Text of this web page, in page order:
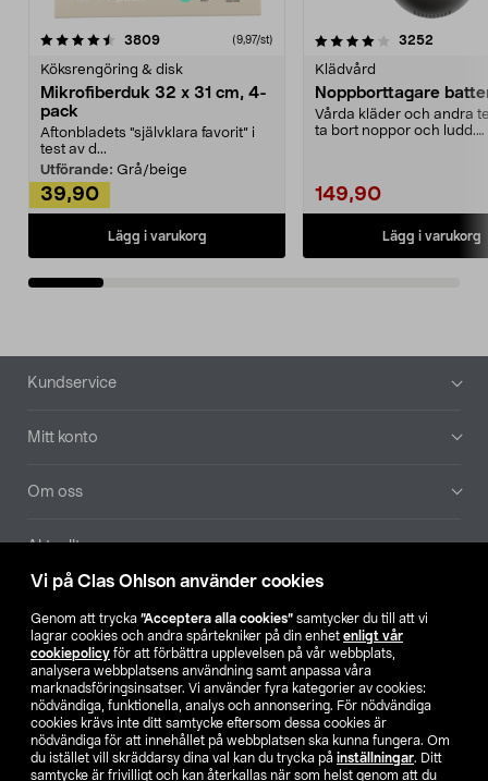
Vi på Clas Ohlson använder cookies
Genom att trycka ”Acceptera alla cookies” samtycker du till att vi
lagrar cookies och andra spårtekniker på din enhet enligt vår
cookiepolicy för att förbättra upplevelsen på vår webbplats,
analysera webbplatsens användning samt anpassa våra
marknadsföringsinsatser. Vi använder fyra kategorier av cookies:
nödvändiga, funktionella, analys och annonsering. För nödvändiga
cookies krävs inte ditt samtycke eftersom dessa cookies är
nödvändiga för att innehållet på webbplatsen ska kunna fungera. Om
du istället vill skräddarsy dina val kan du trycka på inställningar. Ditt
samtycke är frivilligt och kan återkallas när som helst genom att du
3809recensioner (9,97/st)
Köksrengöring & disk
Mikrofiberduk 32 x 31 cm, 4-
pack
Aftonbladets "självklara favorit” i
test av d...
Utförande: Grå/beige
39,90
Lägg i varukorg
4.0av 5 stjärnor 3252
Klädvård
Noppborttagare
Vårda kläder och andra
ta bort noppor och ludd.
149,90
Lägg i varukorg
4.5av 5 stjärnor
Sidfot
Kundservice
Mitt konto
Om oss
Aktuellt
Hitta butik
SE NO FI